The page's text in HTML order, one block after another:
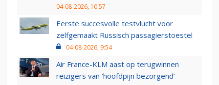
04-08-2026, 10:57
Eerste succesvolle testvlucht voor
zelfgemaakt Russisch passagierstoestel
04-08-2026, 9:54
Air France-KLM aast op terugwinnen
reizigers van ‘hoofdpijn bezorgend’